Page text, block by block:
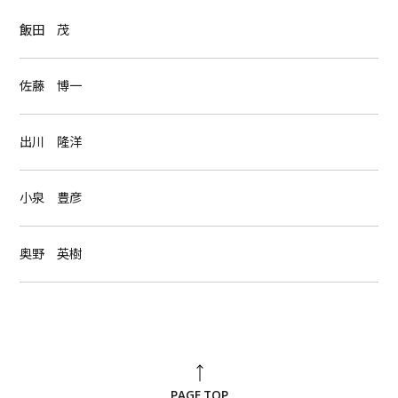
飯田 茂
佐藤 博一
出川 隆洋
小泉 豊彦
奥野 英樹